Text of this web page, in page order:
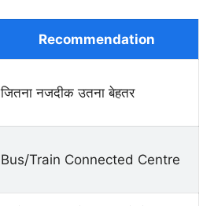
Recommendation
जितना नजदीक उतना बेहतर
Bus/Train Connected Centre